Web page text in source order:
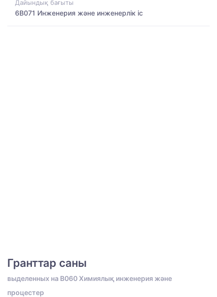
Дайындық бағыты
6B071 Инженерия және инженерлік іс
Гранттар саны
выделенных на B060 Химиялық инженерия және
процестер